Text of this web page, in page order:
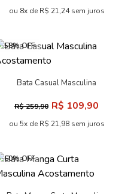
ou 8x de R$ 21,24 sem juros
-58% OFF
Bata Casual Masculina
R$ 259,90 R$ 109,90
ou 5x de R$ 21,98 sem juros
-60% OFF